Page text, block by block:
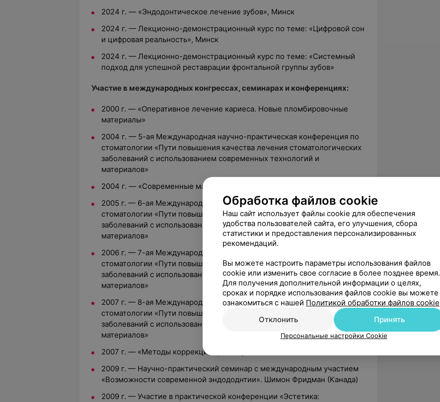
2024 г. — «Эндодонтическое лечение зубов», Минск
2024 г. — Лекционно-демонстрационный курс по теме: «Цифровой сон
и цифровая реальность», Минск
2024 г. — Лекционно-демонстрационный курс по теме: «Системный
подход для успешной реставрации фронтальной группы зубов»
Участие в международных конгрессах, семинарах и конференциях:
2000 г. — «Оперативное лечение кариеса. Новые пломбировочные
материалы»
2004 г. — 5-ая Международная научно-практическая конференция по
стоматологии «Пути повышения качества лечения стоматологических
заболеваний с использованием современных технологий и
материалов»
2004 г. — «Современные материалы и методы в лечении кариеса»
2005 г. — 6-ая Международная научно-практическая конференция по
стоматологии «Пути повышения качества лечения стоматологических
заболеваний с использованием современных технологий и
материалов»
2006 г. — 7-ая Международная научно-практическая конференция по
стоматологии «Пути повышения качества лечения стоматологических
заболеваний с использованием современных технологий и
материалов»
2007 г. — 8-ая Международная научно-практическая конференция по
стоматологии «Пути повышения качества лечения стоматологических
заболеваний с использованием современных технологий и
материалов»
2007 г. — «Методы коррекции цвета зуба»
2009 г. — Научно-практический семинар с международным участием
«Возможности современной эндододнтии». Шимон Фридман (Канада)
2009 г. — Участие в практической конференции «Эстетика:
Обработка файлов cookie
Наш сайт использует файлы cookie для обеспечения
удобства пользователей сайта, его улучшения, сбора
статистики и предоставления персонализированных
рекомендаций.
Вы можете настроить параметры использования файлов
cookie или изменить свое согласие в более позднее время.
Для получения дополнительной информации о целях,
сроках и порядке использования файлов cookie вы можете
ознакомиться с нашей Политикой обработки файлов cookie
Отклонить
Принять
Персональные настройки Cookie